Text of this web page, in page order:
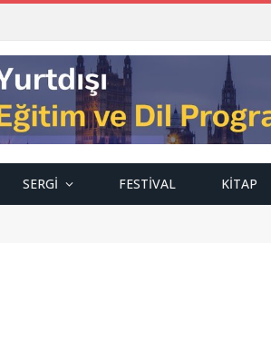
SERGI FESTIVAL KITAP